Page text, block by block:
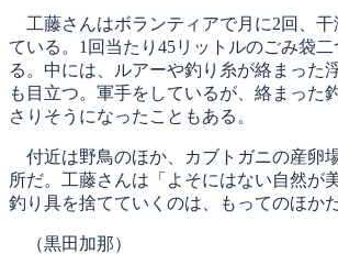
工藤さんはボランティアで月に2回、干
ている。1回当たり45リットルのごみ袋
る。中には、ルアーや釣り糸が絡まった
も目立つ。軍手をしているが、絡まった
さりそうになったこともある。
付近は野鳥のほか、カブトガニの産卵
所だ。工藤さんは「よそにはない自然が
釣り具を捨てていくのは、もってのほか
（黒田加那）